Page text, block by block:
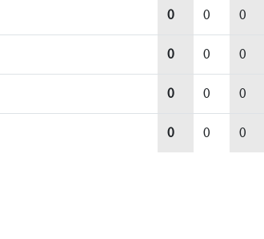
0 0 0
0 0 0
0 0 0
0 0 0